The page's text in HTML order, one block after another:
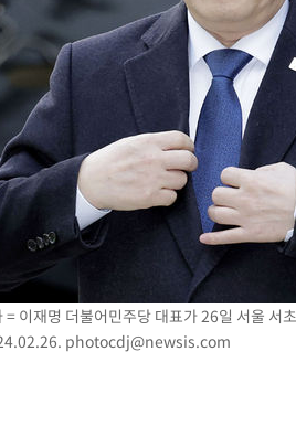
이재명 더불어민주당 대표가 26일 서울 서
photocdj@newsis.com